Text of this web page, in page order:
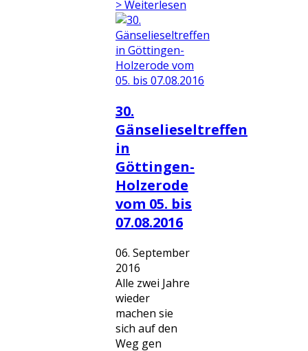
> Weiterlesen
30.
Gänselieseltreffen
in
Göttingen-
Holzerode
vom 05. bis
07.08.2016
06. September
2016
Alle zwei Jahre
wieder
machen sie
sich auf den
Weg gen